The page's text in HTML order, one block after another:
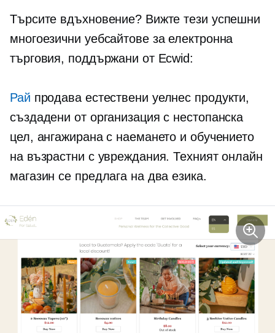
Търсите вдъхновение? Вижте тези успешни
многоезични уебсайтове за електронна
търговия, поддържани от Ecwid:
Рай продава естествени уелнес продукти,
създадени от организация с нестопанска
цел, ангажирана с наемането и обучението
на възрастни с увреждания. Техният онлайн
магазин се предлага на два езика.